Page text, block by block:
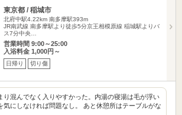
東京都 / 稲城市
北府中駅4.22km 南多摩駅393m
JR南武線 南多摩駅より徒歩5分京王相模原線 稲城駅よりバ
ス7分中央…
営業時間 9:00～25:00
入浴料金 1,000円～
日帰り 切り傷
り混んでなく入りやすかった。内湯の寝湯は毛が浮い
気にしなければ問題なし。 あと休憩所はテーブルがな